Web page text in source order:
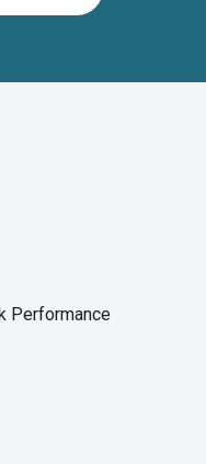
Performance